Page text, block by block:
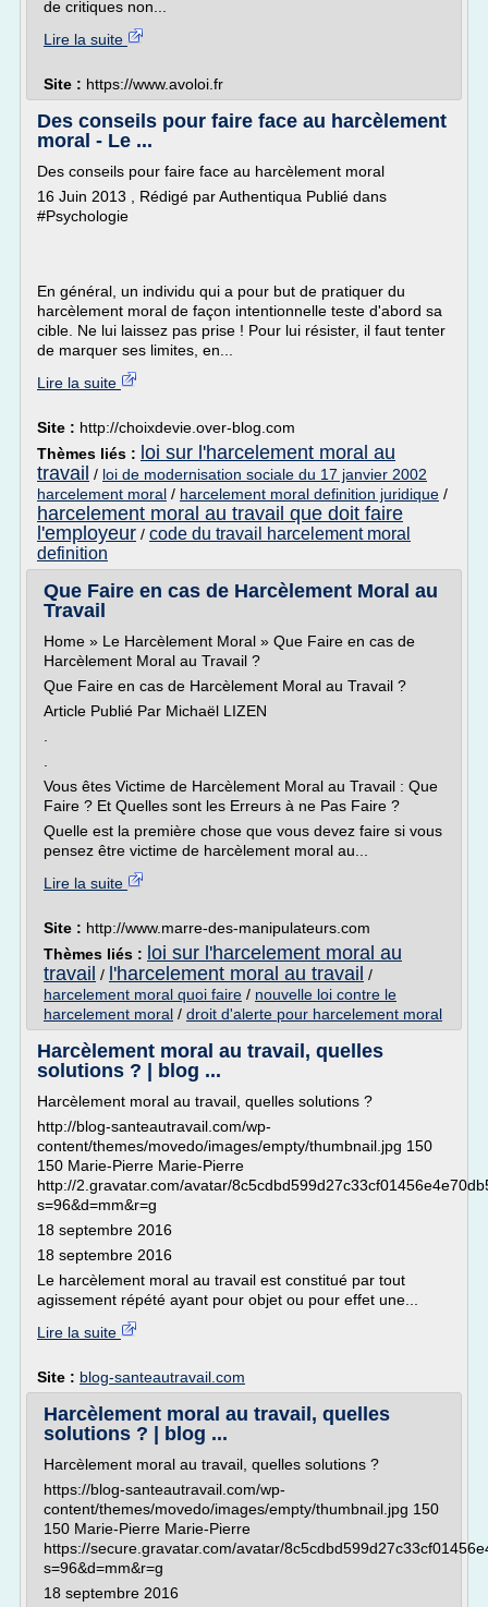
de critiques non...
Lire la suite
Site : https://www.avoloi.fr
Des conseils pour faire face au harcèlement
moral - Le ...
Des conseils pour faire face au harcèlement moral
16 Juin 2013 , Rédigé par Authentiqua Publié dans
#Psychologie
En général, un individu qui a pour but de pratiquer du
harcèlement moral de façon intentionnelle teste d'abord sa
cible. Ne lui laissez pas prise ! Pour lui résister, il faut tenter
de marquer ses limites, en...
Lire la suite
Site : http://choixdevie.over-blog.com
Thèmes liés : loi sur l'harcelement moral au
travail / loi de modernisation sociale du 17 janvier 2002
harcelement moral / harcelement moral definition juridique /
harcelement moral au travail que doit faire
l'employeur / code du travail harcelement moral
definition
Que Faire en cas de Harcèlement Moral au
Travail
Home » Le Harcèlement Moral » Que Faire en cas de
Harcèlement Moral au Travail ?
Que Faire en cas de Harcèlement Moral au Travail ?
Article Publié Par Michaël LIZEN
Vous êtes Victime de Harcèlement Moral au Travail : Que
Faire ? Et Quelles sont les Erreurs à ne Pas Faire ?
Quelle est la première chose que vous devez faire si vous
pensez être victime de harcèlement moral au...
Lire la suite
Site : http://www.marre-des-manipulateurs.com
Thèmes liés : loi sur l'harcelement moral au
travail / l'harcelement moral au travail /
harcelement moral quoi faire / nouvelle loi contre le
harcelement moral / droit d'alerte pour harcelement moral
Harcèlement moral au travail, quelles
solutions ? | blog ...
Harcèlement moral au travail, quelles solutions ?
http://blog-santeautravail.com/wp-
content/themes/movedo/images/empty/thumbnail.jpg 150
150 Marie-Pierre Marie-Pierre
http://2.gravatar.com/avatar/
s=96&d=mm&r=g
18 septembre 2016
18 septembre 2016
Le harcèlement moral au travail est constitué par tout
agissement répété ayant pour objet ou pour effet une...
Lire la suite
Site : blog-santeautravail.com
Harcèlement moral au travail, quelles
solutions ? | blog ...
Harcèlement moral au travail, quelles solutions ?
https://blog-santeautravail.com/wp-
content/themes/movedo/images/empty/thumbnail.jpg 150
150 Marie-Pierre Marie-Pierre
https://secure.gravatar.com/avatar/
s=96&d=mm&r=g
18 septembre 2016